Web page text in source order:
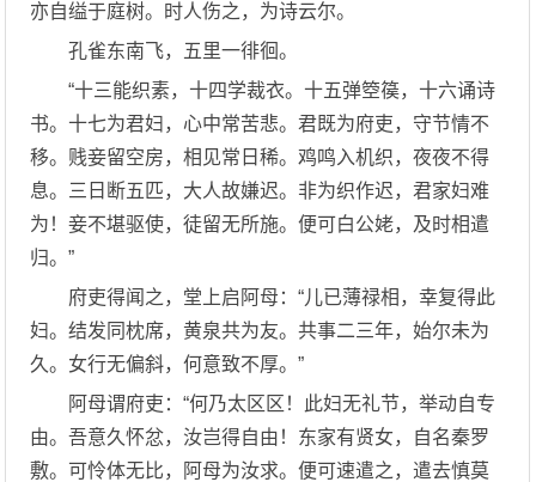
亦自缢于庭树。时人伤之，为诗云尔。
孔雀东南飞，五里一徘徊。
“十三能织素，十四学裁衣。十五弹箜篌，十六诵诗
书。十七为君妇，心中常苦悲。君既为府吏，守节情不
移。贱妾留空房，相见常日稀。鸡鸣入机织，夜夜不得
息。三日断五匹，大人故嫌迟。非为织作迟，君家妇难
为！妾不堪驱使，徒留无所施。便可白公姥，及时相遣
归。”
府吏得闻之，堂上启阿母：“儿已薄禄相，幸复得此
妇。结发同枕席，黄泉共为友。共事二三年，始尔未为
久。女行无偏斜，何意致不厚。”
阿母谓府吏：“何乃太区区！此妇无礼节，举动自专
由。吾意久怀忿，汝岂得自由！东家有贤女，自名秦罗
敷。可怜体无比，阿母为汝求。便可速遣之，遣去慎莫